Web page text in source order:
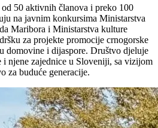
50 aktivnih članova i preko 100
na javnim konkursima Ministarstva
Maribora i Ministarstva kulture
za projekte promocije crnogorske
domovine i dijaspore. Društvo djeluje
i njene zajednice u Sloveniji, sa vizijom
za buduće generacije.